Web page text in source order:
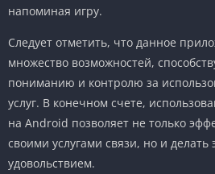
напоминая игру.
Следует отметить, что данное
множество возможностей,
пониманию и контролю за
услуг. В конечном счете,
на Android позволяет не только
своими услугами связи, но и делать
удовольствием.